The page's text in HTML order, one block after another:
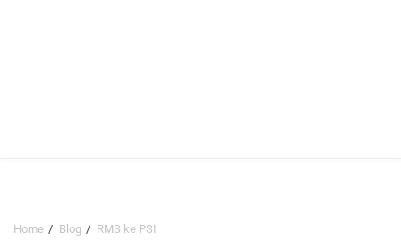
Home Blog RMS ke PSI